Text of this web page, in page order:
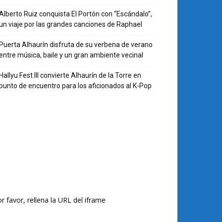
Ruiz conquista El Portón con “Escándalo”,
viaje por las grandes canciones de Raphael
Alhaurín disfruta de su verbena de verano
música, baile y un gran ambiente vecinal
Fest III convierte Alhaurín de la Torre en
de encuentro para los aficionados al K-Pop
favor, rellena la URL del iframe